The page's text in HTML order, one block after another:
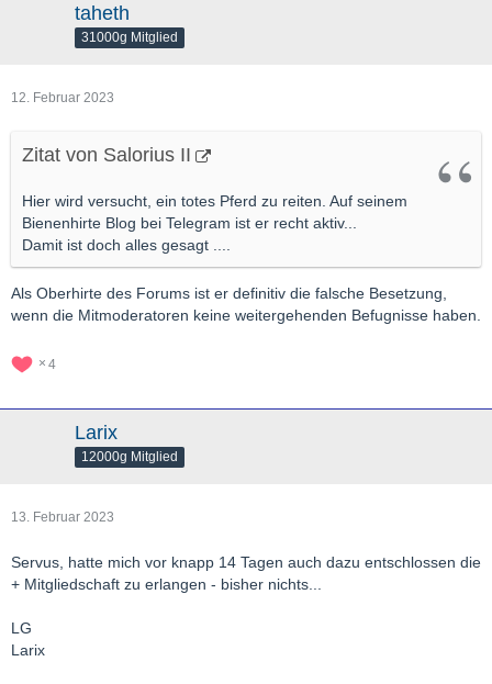
taheth
31000g Mitglied
12. Februar 2023
Zitat von Salorius II
Hier wird versucht, ein totes Pferd zu reiten. Auf seinem
Bienenhirte Blog bei Telegram ist er recht aktiv...
Damit ist doch alles gesagt ....
Als Oberhirte des Forums ist er definitiv die falsche Besetzung,
wenn die Mitmoderatoren keine weitergehenden Befugnisse haben.
4
Larix
12000g Mitglied
13. Februar 2023
Servus, hatte mich vor knapp 14 Tagen auch dazu entschlossen die
+ Mitgliedschaft zu erlangen - bisher nichts...
LG
Larix